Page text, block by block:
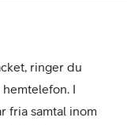
ringer du
I
fria samtal inom